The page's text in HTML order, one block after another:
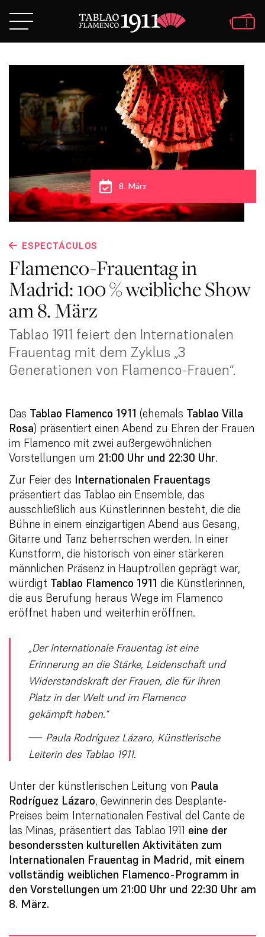
8. März
ESPECTÁCULOS
Flamenco-Frauentag in
Madrid: 100 % weibliche Show
am 8. März
Tablao 1911 feiert den Internationalen
Frauentag mit dem Zyklus „3
Generationen von Flamenco-Frauen“.
Das Tablao Flamenco 1911 (ehemals Tablao Villa
Rosa) präsentiert einen Abend zu Ehren der Frauen
im Flamenco mit zwei außergewöhnlichen
Vorstellungen um 21:00 Uhr und 22:30 Uhr.
Zur Feier des Internationalen Frauentags
präsentiert das Tablao ein Ensemble, das
ausschließlich aus Künstlerinnen besteht, die die
Bühne in einem einzigartigen Abend aus Gesang,
Gitarre und Tanz beherrschen werden. In einer
Kunstform, die historisch von einer stärkeren
männlichen Präsenz in Hauptrollen geprägt war,
würdigt Tablao Flamenco 1911 die Künstlerinnen,
die aus Berufung heraus Wege im Flamenco
eröffnet haben und weiterhin eröffnen.
„Der Internationale Frauentag ist eine
Erinnerung an die Stärke, Leidenschaft und
Widerstandskraft der Frauen, die für ihren
Platz in der Welt und im Flamenco
gekämpft haben.“
— Paula Rodríguez Lázaro, Künstlerische
Leiterin des Tablao 1911.
Unter der künstlerischen Leitung von Paula
Rodríguez Lázaro, Gewinnerin des Desplante-
Preises beim Internationalen Festival del Cante de
las Minas, präsentiert das Tablao 1911 eine der
besonderssten kulturellen Aktivitäten zum
Internationalen Frauentag in Madrid, mit einem
vollständig weiblichen Flamenco-Programm in
den Vorstellungen um 21:00 Uhr und 22:30 Uhr am
8. März.